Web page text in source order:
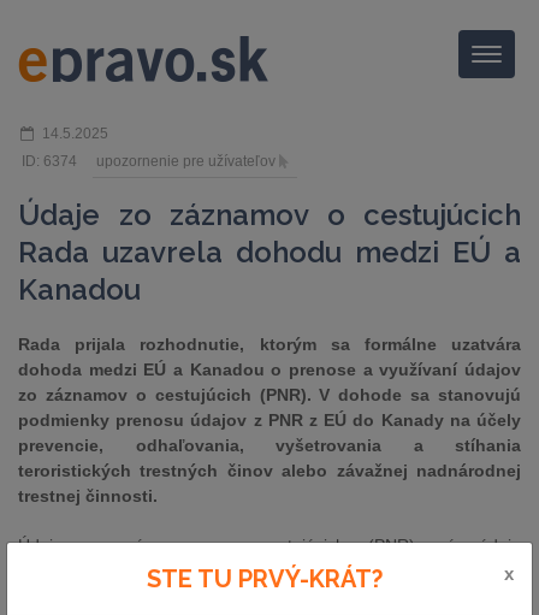
Menu
14.5.2025
ID: 6374
upozornenie pre užívateľov
Údaje zo záznamov o cestujúcich
Rada uzavrela dohodu medzi EÚ a
Kanadou
Rada prijala rozhodnutie, ktorým sa formálne uzatvára
dohoda medzi EÚ a Kanadou o prenose a využívaní údajov
zo záznamov o cestujúcich (PNR). V dohode sa stanovujú
podmienky prenosu údajov z PNR z EÚ do Kanady na účely
prevencie, odhaľovania, vyšetrovania a stíhania
teroristických trestných činov alebo závažnej nadnárodnej
trestnej činnosti.
Údaje zo záznamov o cestujúcich (PNR) sú údaje
zhromažďované leteckými dopravcami na základe informácií,
STE TU PRVÝ-KRÁT? x